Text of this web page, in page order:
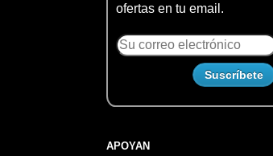
ofertas en tu email.
APOYAN